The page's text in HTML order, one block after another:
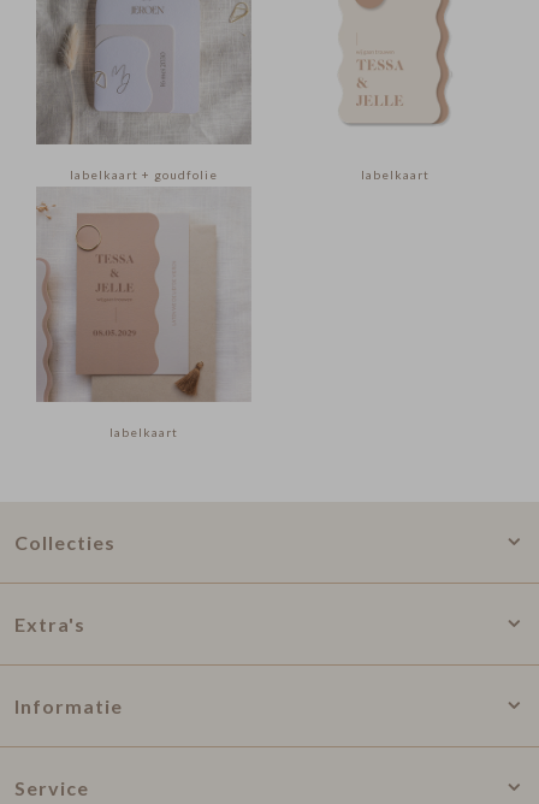
labelkaart + goudfolie labelkaart
labelkaart
Collecties
Extra's
Informatie
Service